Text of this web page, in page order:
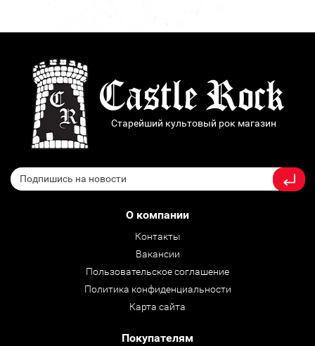
Старейший культовый рок магазин
О компании
Контакты
Вакансии
Пользовательское соглашение
Политика конфиденциальности
Карта сайта
Покупателям